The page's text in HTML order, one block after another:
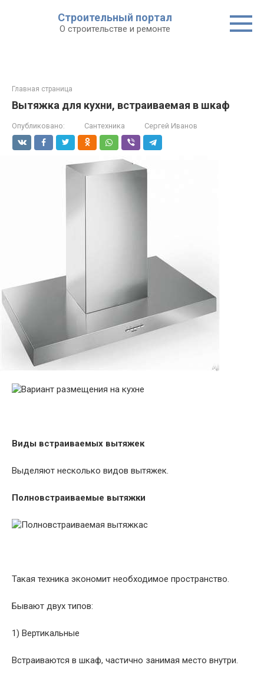
Строительный портал
О строительстве и ремонте
Главная страница
Вытяжка для кухни, встраиваемая в шкаф
Опубликовано: Сантехника Сергей Иванов
Виды встраиваемых вытяжек
Выделяют несколько видов вытяжек.
Полновстраиваемые вытяжки
Такая техника экономит необходимое пространство.
Бывают двух типов:
1) Вертикальные
Встраиваются в шкаф, частично занимая место внутри.